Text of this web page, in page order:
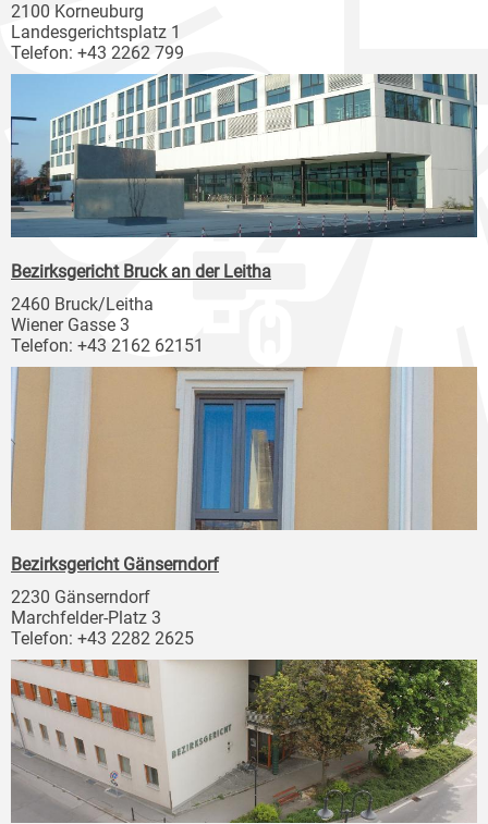
2100 Korneuburg
Landesgerichtsplatz 1
Telefon: +43 2262 799
Bezirksgericht Bruck an der Leitha
2460 Bruck/Leitha
Wiener Gasse 3
Telefon: +43 2162 62151
Bezirksgericht Gänserndorf
2230 Gänserndorf
Marchfelder-Platz 3
Telefon: +43 2282 2625